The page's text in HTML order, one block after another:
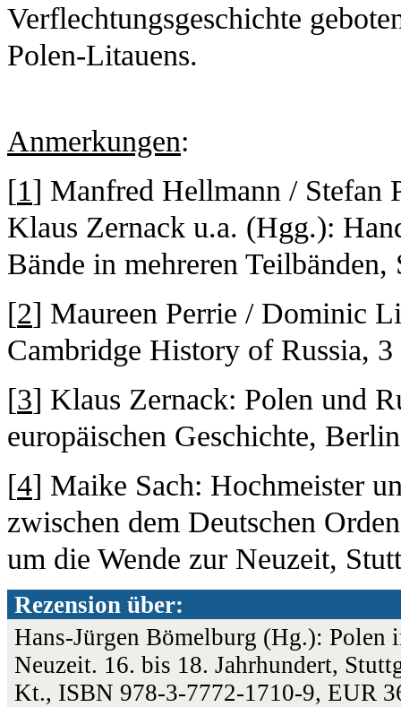
Verflechtungsgeschichte
Polen-Litauens.
Anmerkungen:
[1] Manfred Hellmann / Stefan
Klaus Zernack u.a. (Hgg.):
Bände in mehreren
[2] Maureen Perrie / Dominic
Cambridge History of Russia,
[3] Klaus Zernack: Polen und
europäischen Geschichte,
[4] Maike Sach: Hochmeister
zwischen dem Deutschen
um die Wende zur Neuzeit,
Rezension über:
Hans-Jürgen Bömelburg (Hg.): Polen
Neuzeit. 16. bis 18. Jahrhundert,
Kt., ISBN 978-3-7772-1710-9, EUR